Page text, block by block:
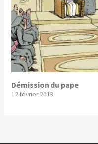
Démission du pape
12 février 2013